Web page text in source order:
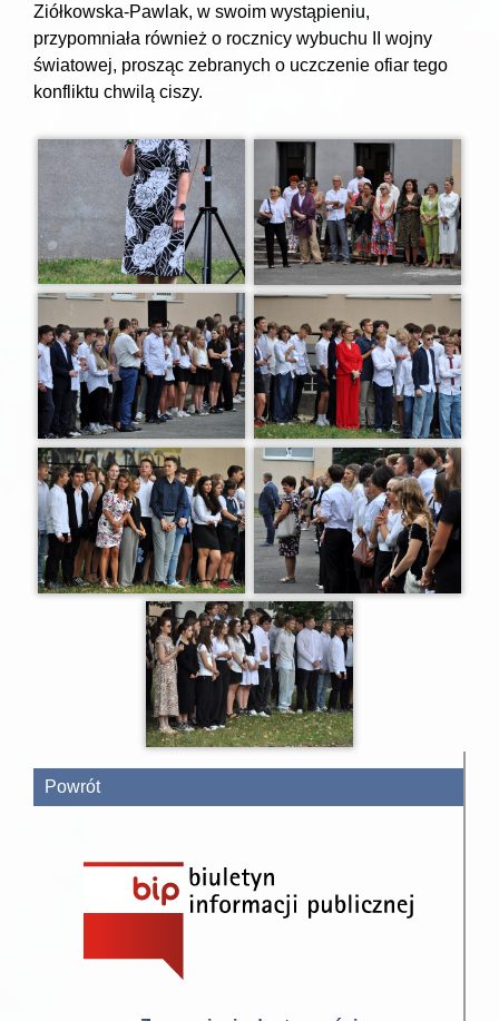
Ziółkowska-Pawlak, w swoim wystąpieniu,
przypomniała również o rocznicy wybuchu II wojny
światowej, prosząc zebranych o uczczenie ofiar tego
konfliktu chwilą ciszy.
Powrót